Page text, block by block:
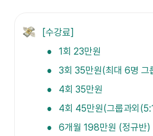
[수강료]
• 1회 23만원
• 3회 35만원(최대 6명 그
• 4회 35만원
• 4회 45만원(그룹과외
• 6개월 198만원 (정규반)